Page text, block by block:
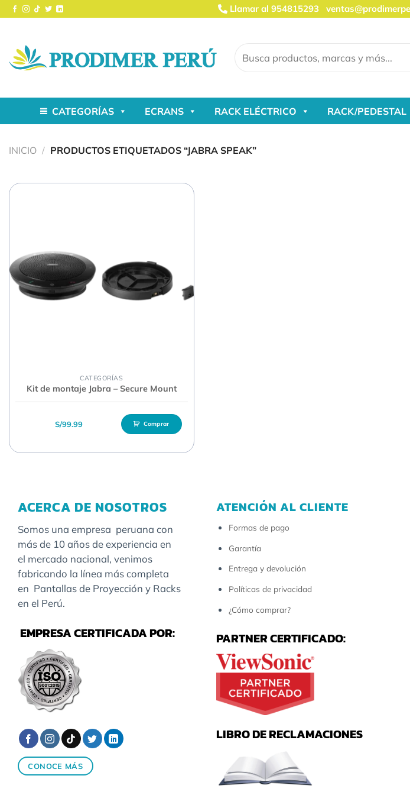
Saltar
al
Llamar al 954815293
por:
CATEGORÍAS ECRANS RACK ELÉCTRICO RACK/PEDESTAL
INICIO / PRODUCTOS ETIQUETADOS “JABRA SPEAK”
CATEGORÍAS
Kit de montaje Jabra – Secure Mount
S/99.99 Comprar
ACERCA DE NOSOTROS
Somos una empresa peruana con
más de 10 años de experiencia en
el mercado nacional, venimos
fabricando la línea más completa
en Pantallas de Proyección y Racks
en el Perú.
EMPRESA CERTIFICADA POR:
CONOCE MÁS
ATENCIÓN AL CLIENTE
Formas de pago
Garantía
Entrega y devolución
Políticas de privacidad
¿Cómo comprar?
PARTNER CERTIFICADO:
LIBRO DE RECLAMACIONES